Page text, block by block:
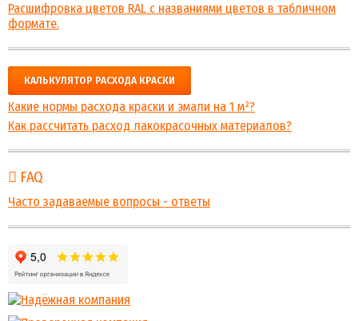
Расшифровка цветов RAL с названиями цветов в табличном
формате.
КАЛЬКУЛЯТОР РАСХОДА КРАСКИ
Какие нормы расхода краски и эмали на 1 м²?
Как рассчитать расход лакокрасочных материалов?
FAQ
Часто задаваемые вопросы - ответы